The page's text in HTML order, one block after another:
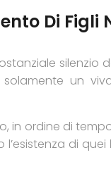
Di Figli
silenzio
un
in ordine di
di quei